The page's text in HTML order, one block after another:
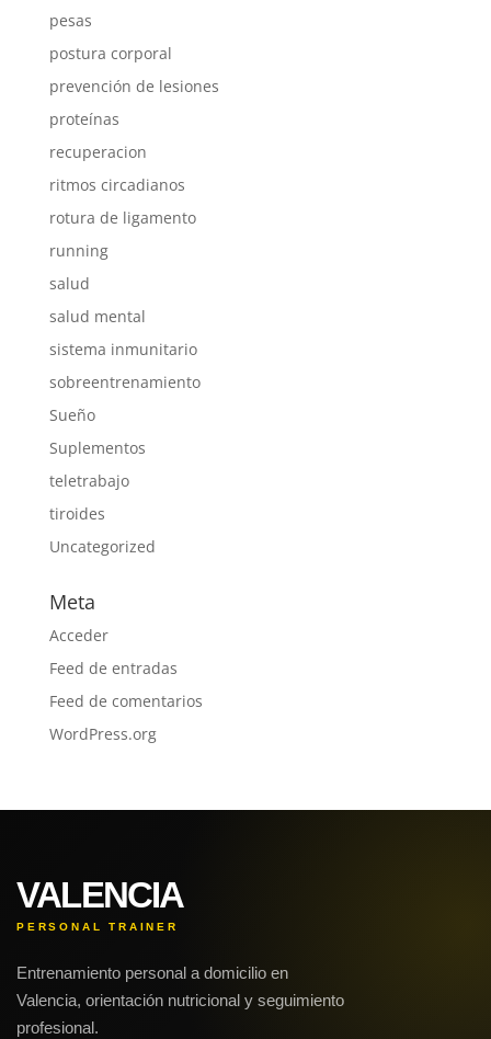
pesas
postura corporal
prevención de lesiones
proteínas
recuperacion
ritmos circadianos
rotura de ligamento
running
salud
salud mental
sistema inmunitario
sobreentrenamiento
Sueño
Suplementos
teletrabajo
tiroides
Uncategorized
Meta
Acceder
Feed de entradas
Feed de comentarios
WordPress.org
VALENCIA
PERSONAL TRAINER
Entrenamiento personal a domicilio en
Valencia, orientación nutricional y seguimiento
profesional.